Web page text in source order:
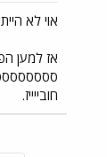
אוי לא
אז למען
חובייייז.